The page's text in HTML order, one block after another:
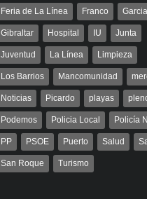
Feria de La Línea Franco Garcia
Gibraltar Hospital IU Junta
Juventud La Línea Limpieza
Los Barrios Mancomunidad
Noticias Picardo playas
Podemos Policia Local Policía
PP PSOE Puerto Salud
San Roque Turismo